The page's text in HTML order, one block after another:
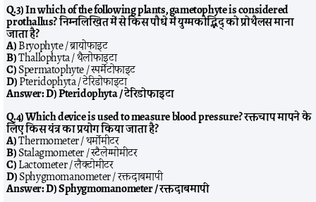
Q.3) In which of the following plants, gametophyte is considered
prothallus? निम्नलिखित में से किस पौधे में युग्मकोद्भिद् को प्रोथैलस माना
जाता है?
A)Bryophyte / ब्रायोफाइट
B)Thallophyta / थैलोफाइटा
C)Spermatophyte / स्पर्मेटोफाइट
D)Pteridophyta / टेरिडोफाइटा
Answer:D) Pteridophyta / टेरिडोफाइटा
Q.4) Which device is used to measure blood pressure? रक्तचाप मापने के
लिए किस यंत्र का प्रयोग किया जाता है?
A)Thermometer / थर्मोमीटर
B)Stalagmometer / स्टैलेग्मोमीटर
C)Lactometer / लैक्टोमीटर
D)Sphygmomanometer / रक्तदाबमापी
Answer:D) Sphygmomanometer / रक्तदाबमापी